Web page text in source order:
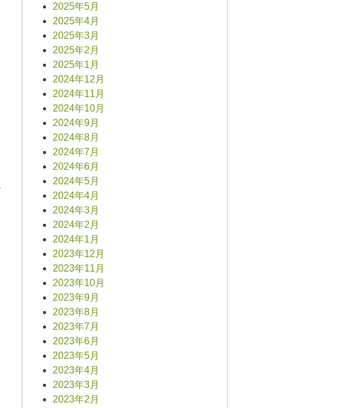
2025年5月
2025年4月
2025年3月
2025年2月
2025年1月
2024年12月
2024年11月
2024年10月
2024年9月
2024年8月
2024年7月
2024年6月
2024年5月
2024年4月
2024年3月
2024年2月
2024年1月
2023年12月
2023年11月
2023年10月
2023年9月
2023年8月
2023年7月
2023年6月
2023年5月
2023年4月
2023年3月
2023年2月